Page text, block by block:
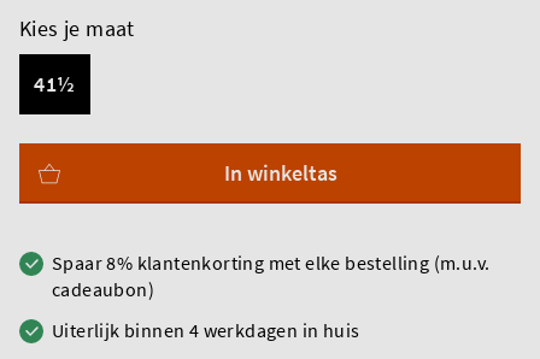
Kies je maat
41½
In winkeltas
Spaar 8% klantenkorting met elke bestelling (m.u.v.
cadeaubon)
Uiterlijk binnen 4 werkdagen in huis